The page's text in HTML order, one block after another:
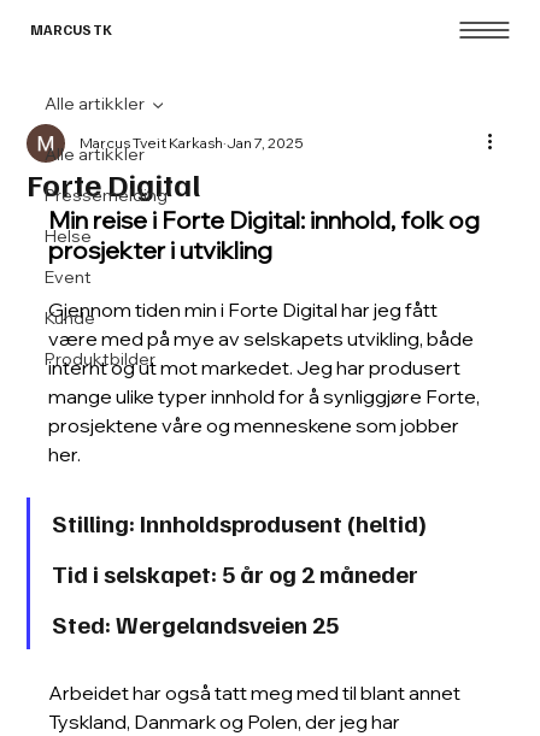
MARCUS TK
Alle artikkler
Pressemelding
Helse
Event
Kunde
Produktbilder
Alle artikkler
Forte Digital
Marcus Tveit Karkash Jan 7, 2025
Min reise i Forte Digital: innhold, folk og
prosjekter i utvikling
Gjennom tiden min i Forte Digital har jeg fått
være med på mye av selskapets utvikling, både
internt og ut mot markedet. Jeg har produsert
mange ulike typer innhold for å synliggjøre Forte,
prosjektene våre og menneskene som jobber
her.
Stilling: Innholdsprodusent (heltid)
Tid i selskapet: 5 år og 2 måneder
Sted: Wergelandsveien 25
Arbeidet har også tatt meg med til blant annet
Tyskland, Danmark og Polen, der jeg har